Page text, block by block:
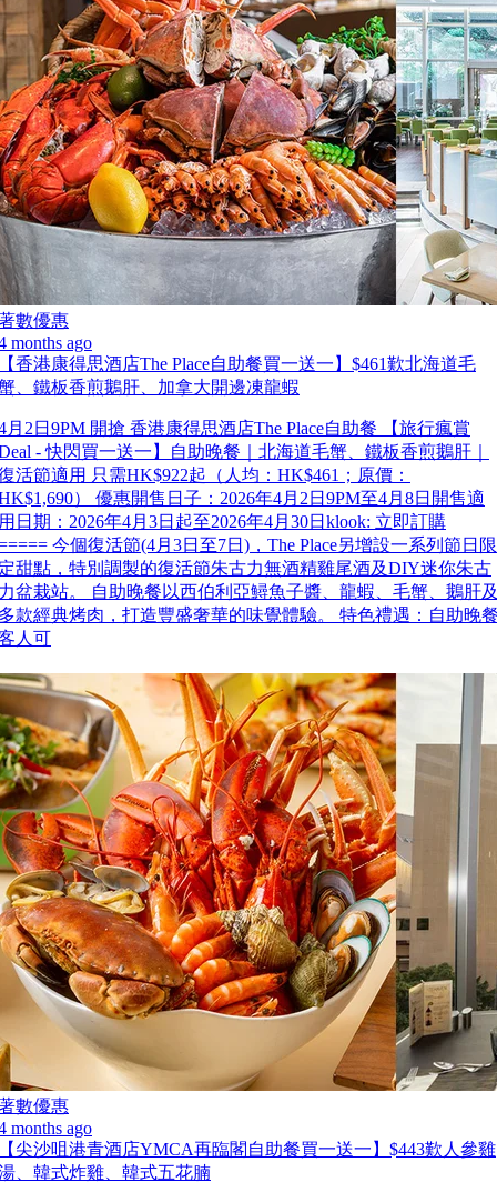
數優惠
months ago
香港康得思酒店The Place自助餐買一送一】$461歎北海道毛
、鐵板香煎鵝肝、加拿大開邊凍龍蝦
月2日9PM 開搶 香港康得思酒店The Place自助餐 【旅行瘋賞
- 快閃買一送一】自助晚餐｜北海道毛蟹、鐵板香煎鵝肝｜
活節適用 只需HK$922起（人均：HK$461；原價：
） 優惠開售日子：2026年4月2日9PM至4月8日開售適
日期：2026年4月3日起至2026年4月30日klook: 立即訂購
今個復活節(4月3日至7日)，The Place另增設一系列節日限
甜點，特別調製的復活節朱古力無酒精雞尾酒及DIY迷你朱古
盆栽站。 自助晚餐以西伯利亞鱘魚子醬、龍蝦、毛蟹、鵝肝
款經典烤肉，打造豐盛奢華的味覺體驗。 特色禮遇：自助晚
人可
數優惠
months ago
尖沙咀港青酒店YMCA再臨閣自助餐買一送一】$443歎人參雞
、韓式炸雞、韓式五花腩